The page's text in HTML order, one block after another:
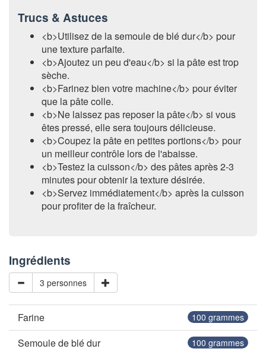
Trucs & Astuces
<b>Utilisez de la semoule de blé dur</b> pour
une texture parfaite.
<b>Ajoutez un peu d'eau</b> si la pâte est trop
sèche.
<b>Farinez bien votre machine</b> pour éviter
que la pâte colle.
<b>Ne laissez pas reposer la pâte</b> si vous
êtes pressé, elle sera toujours délicieuse.
<b>Coupez la pâte en petites portions</b> pour
un meilleur contrôle lors de l'abaisse.
<b>Testez la cuisson</b> des pâtes après 2-3
minutes pour obtenir la texture désirée.
<b>Servez immédiatement</b> après la cuisson
pour profiter de la fraîcheur.
Ingrédients
3 personnes
Farine 100 grammes
Semoule de blé dur 100 grammes